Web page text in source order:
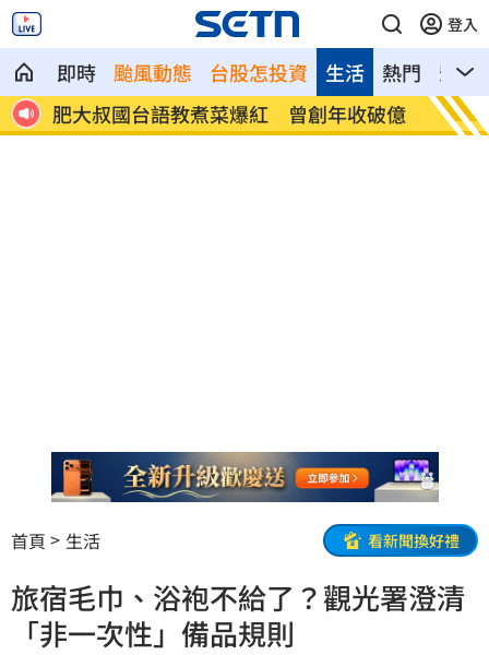
登入
即時 颱風動態 台股怎投資 熱門 影音
生活
點
肥大叔國台語教煮菜爆紅 曾創年收破億
阿中
灣
首頁 生活 看新聞換好禮
旅宿毛巾、浴袍不給了？觀光署澄清
「非一次性」備品規則